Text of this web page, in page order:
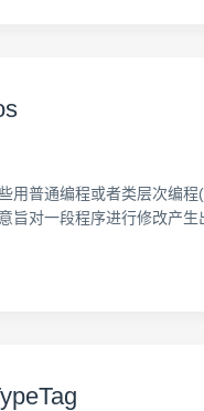
普通编程或者类层次编
对一段程序进行修改产